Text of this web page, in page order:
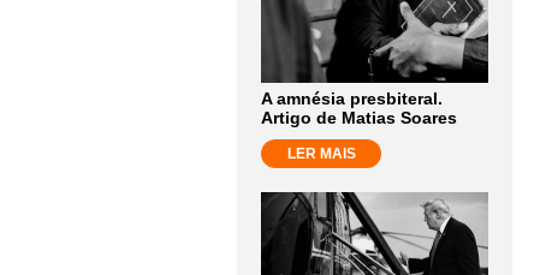
A amnésia presbiteral.
Artigo de Matias Soares
LER MAIS